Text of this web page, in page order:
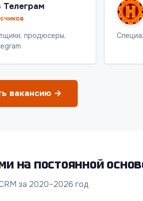
Телеграм
продюсеры,
вакансию →
на постоянной
за 2020–2026 год